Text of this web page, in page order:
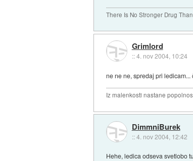
There Is No Stronger Drug
Grimlord
::4. nov 2004, 10:24
ne ne ne, spredaj pri
Iz malenkosti nastane
DimmniBurek
::4. nov 2004, 12:42
Hehe, ledica odseva svetlobo